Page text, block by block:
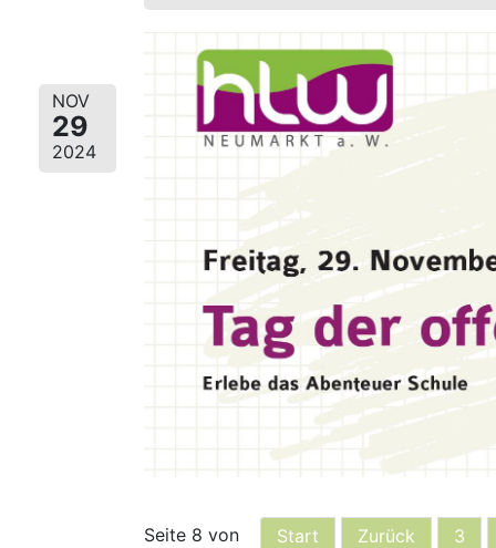
NOV
29
2024
Seite 8 von
Start Zurück
3